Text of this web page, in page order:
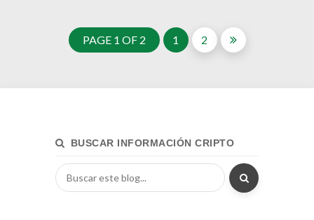
PAGE 1 OF 2 1 2
BUSCAR INFORMACIÓN CRIPTO